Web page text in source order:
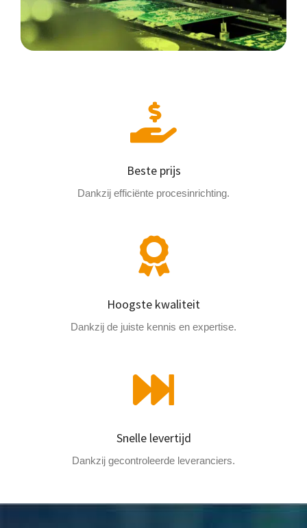
Beste prijs
Dankzij efficiënte procesinrichting.
Hoogste kwaliteit
Dankzij de juiste kennis en expertise.
Snelle levertijd
Dankzij gecontroleerde leveranciers.